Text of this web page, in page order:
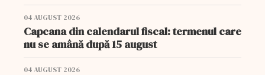
04 AUGUST 2026
Capcana din calendarul fiscal: termenul care
nu se amână după 15 august
04 AUGUST 2026